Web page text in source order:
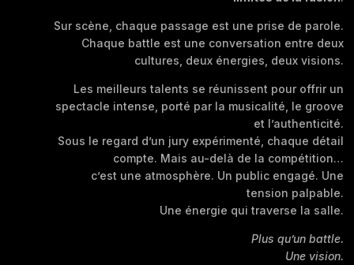
Sur scène, chaque passage est une prise de parole.
Chaque battle est une conversation entre deux
cultures, deux énergies, deux visions.
Les meilleurs talents se réunissent pour offrir un
spectacle intense, porté par la musicalité, le groove
et l’authenticité.
Sous le regard d’un jury expérimenté, chaque détail
compte. Mais au-delà de la compétition…
c’est une atmosphère. Un public engagé. Une
tension palpable.
Une énergie qui traverse la salle.
Plus qu’un battle.
Une vision.